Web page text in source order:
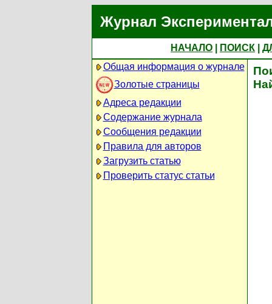
Журнал
НАЧАЛО ПОИСК
Общая информация о журнале
Золотые страницы
Адреса редакции
Содержание журнала
Сообщения редакции
Правила для авторов
Загрузить статью
Проверить статус статьи